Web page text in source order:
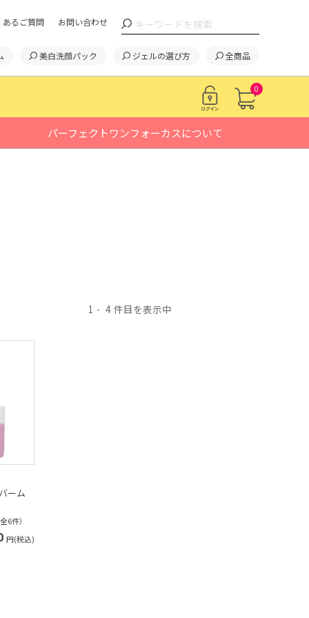
あるご質問 お問い合わせ
美白洗顔パック ジェルの選び方 全商品
0
パーフェクトワンフォーカスについて
1 4
ーム
6件）
円(税込)